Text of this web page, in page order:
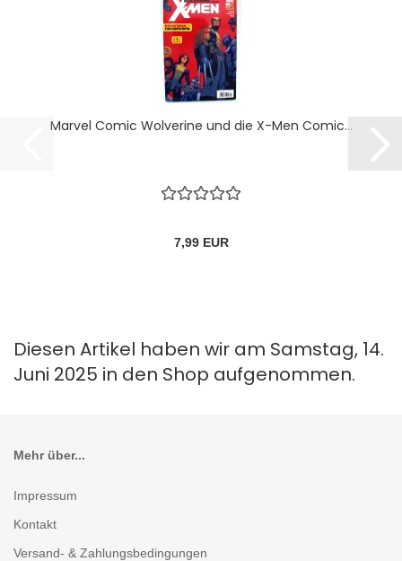
Marvel Comic Wolverine und die X-Men Comic...
7,99 EUR
Diesen Artikel haben wir am Samstag, 14.
Juni 2025 in den Shop aufgenommen.
Mehr über...
Impressum
Kontakt
Versand- & Zahlungsbedingungen